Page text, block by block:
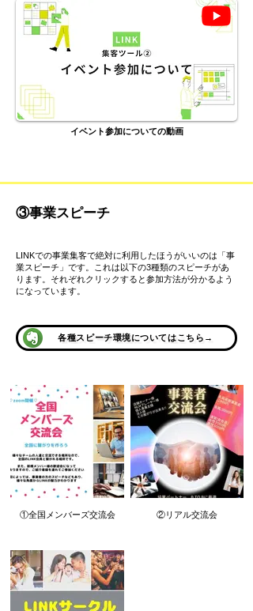
イベント参加についての動画
③事業スピーチ
​LINKでの事業集客で絶対に利用したほうがいいのは「事
業スピーチ」です。これは以下の3種類のスピーチがあ
ります。それぞれクリックすると参加方法が分かるよう
になっています。
各種スピーチ環境についてはこちら→
①全国メンバーズ交流会 ②リアル交流会